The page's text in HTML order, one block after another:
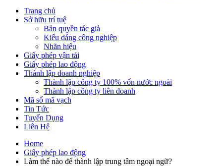
Trang chủ
Sở hữu trí tuệ
Bản quyền tác giả
Kiểu dáng công nghiệp
Nhãn hiệu
Giấy phép vận tải
Giấy phép lao động
Thành lập doanh nghiệp
Thành lập công ty 100% vốn nước ngoài
Thành lập công ty liên doanh
Mã số mã vạch
Tin Tức
Tuyển Dụng
Liên Hệ
Home
Giấy phép lao động
Làm thế nào để thành lập trung tâm ngoại ngữ?